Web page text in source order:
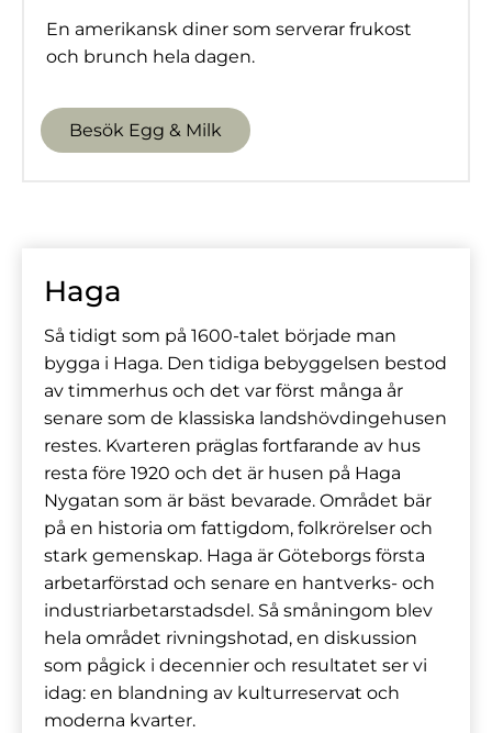
En amerikansk diner som serverar frukost
och brunch hela dagen.
Besök Egg & Milk
Haga
Så tidigt som på 1600-talet började man
bygga i Haga. Den tidiga bebyggelsen bestod
av timmerhus och det var först många år
senare som de klassiska landshövdingehusen
restes. Kvarteren präglas fortfarande av hus
resta före 1920 och det är husen på Haga
Nygatan som är bäst bevarade. Området bär
på en historia om fattigdom, folkrörelser och
stark gemenskap. Haga är Göteborgs första
arbetarförstad och senare en hantverks- och
industriarbetarstadsdel. Så småningom blev
hela området rivningshotad, en diskussion
som pågick i decennier och resultatet ser vi
idag: en blandning av kulturreservat och
moderna kvarter.